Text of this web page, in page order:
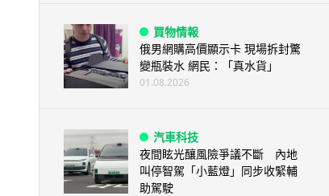
買物情報
俄男網購高價顯示卡 現場拆封驚
變瓶裝水 網民：「真水貨」
01.08.2026
汽車科技
夜間眩光釀風險爭議不斷 內地
叫停智駕「小藍燈」同步收緊輔
助駕駛